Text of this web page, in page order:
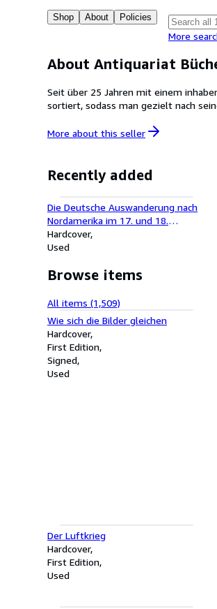
Shop About Policies
More
About Antiquariat
Seit über 25 Jahren mit einem
sortiert, sodass man gezielt nach
More about this seller
Recently added
Die Deutsche Auswanderung nach
Nordamerika im 17. und 18.
Jahrhundert
Hardcover
Used
Browse items
All items (1,509)
Wie sich die Bilder gleichen
Hardcover
First Edition
Signed
Used
Der Luftkrieg
Hardcover
First Edition
Used